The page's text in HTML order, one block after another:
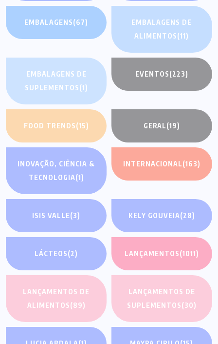
EMBALAGENS(67)
EMBALAGENS DE
ALIMENTOS(11)
EMBALAGENS DE
SUPLEMENTOS(1)
EVENTOS(223)
FOOD TRENDS(15) GERAL(19)
INOVAÇÃO, CIÊNCIA &
TECNOLOGIA(1)
INTERNACIONAL(163)
ISIS VALLE(3) KELY GOUVEIA(28)
LÁCTEOS(2) LANÇAMENTOS(1011)
LANÇAMENTOS DE
ALIMENTOS(89)
LANÇAMENTOS DE
SUPLEMENTOS(30)